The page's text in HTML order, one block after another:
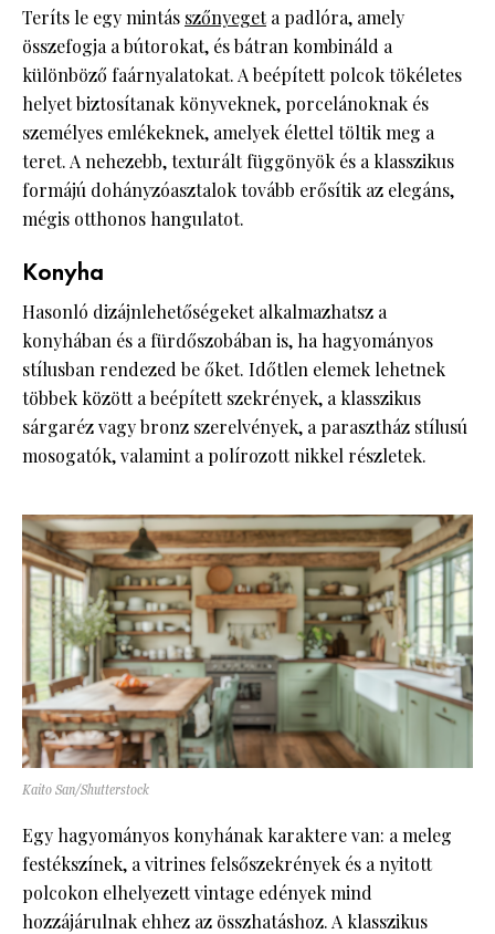
Teríts le egy mintás szőnyegeta padlóra, amely
összefogja a bútorokat, és bátran kombináld a
különböző faárnyalatokat. A beépített polcok tökéletes
helyet biztosítanak könyveknek, porcelánoknak és
személyes emlékeknek, amelyek élettel töltik meg a
teret. A nehezebb, texturált függönyök és a klasszikus
formájú dohányzóasztalok tovább erősítik az elegáns,
mégis otthonos hangulatot.
Konyha
Hasonló dizájnlehetőségeket alkalmazhatsz a
konyhában és a fürdőszobában is, ha hagyományos
stílusban rendezed be őket. Időtlen elemek lehetnek
többek között a beépített szekrények, a klasszikus
sárgaréz vagy bronz szerelvények, a parasztház stílusú
mosogatók, valamint a polírozott nikkel részletek.
Kaito San/Shutterstock
Egy hagyományos konyhának karaktere van: a meleg
festékszínek, a vitrines felsőszekrények és a nyitott
polcokon elhelyezett vintage edények mind
hozzájárulnak ehhez az összhatáshoz. A klasszikus